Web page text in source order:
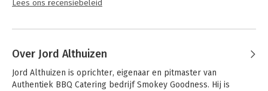
Lees ons recensiebeleid
Over Jord Althuizen
Jord Althuizen is oprichter, eigenaar en pitmaster van
Authentiek BBQ Catering bedrijf Smokey Goodness. Hij is